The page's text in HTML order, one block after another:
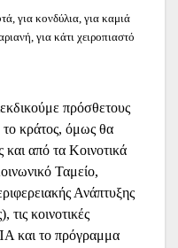
για κονδύλια, για καμιά
για κάτι χειροπιαστό
πρόσθετους
το κράτος, όμως θα
και από τα Κοινοτικά
Ταμείο,
Ανάπτυξης
τις κοινοτικές
και το πρόγραμμα